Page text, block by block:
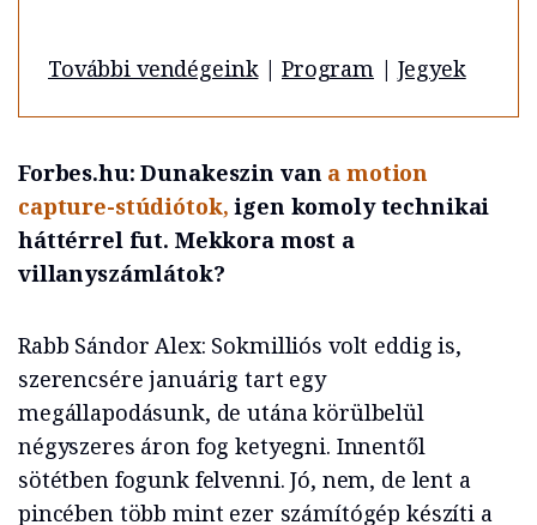
További vendégeink| Program | Jegyek
Forbes.hu: Dunakeszin van a motion
capture-stúdiótok, igen komoly technikai
háttérrel fut. Mekkora most a
villanyszámlátok?
Rabb Sándor Alex: Sokmilliós volt eddig is,
szerencsére januárig tart egy
megállapodásunk, de utána körülbelül
négyszeres áron fog ketyegni. Innentől
sötétben fogunk felvenni. Jó, nem, de lent a
pincében több mint ezer számítógép készíti a